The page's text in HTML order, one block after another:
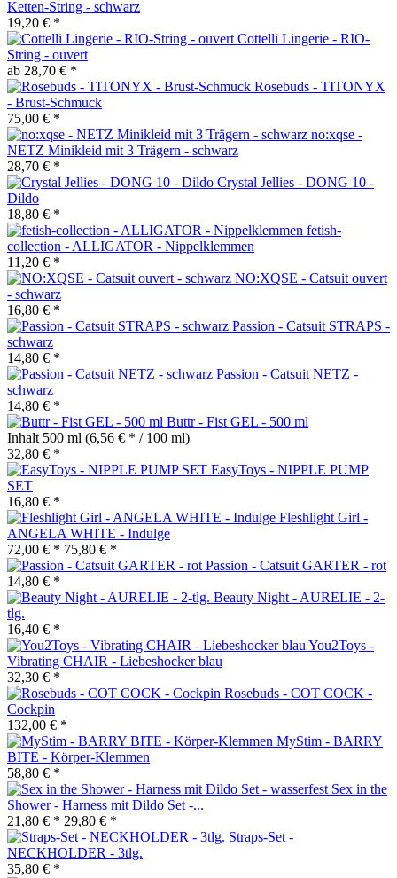
Ketten-String - schwarz
19,20 € *
Cottelli Lingerie - RIO-
String - ouvert
ab 28,70 € *
Rosebuds - TITONYX
- Brust-Schmuck
75,00 € *
no:xqse -
NETZ Minikleid mit 3 Trägern - schwarz
28,70 € *
Crystal Jellies - DONG 10 -
Dildo
18,80 € *
fetish-
collection - ALLIGATOR - Nippelklemmen
11,20 € *
NO:XQSE - Catsuit ouvert
- schwarz
16,80 € *
Passion - Catsuit STRAPS -
schwarz
14,80 € *
Passion - Catsuit NETZ -
schwarz
14,80 € *
Buttr - Fist GEL - 500 ml
Inhalt 500 ml (6,56 € * / 100 ml)
32,80 € *
EasyToys - NIPPLE PUMP
SET
16,80 € *
Fleshlight Girl -
ANGELA WHITE - Indulge
72,00 € * 75,80 € *
Passion - Catsuit GARTER - rot
14,80 € *
Beauty Night - AURELIE - 2-
tlg.
16,40 € *
You2Toys -
Vibrating CHAIR - Liebeshocker blau
32,30 € *
Rosebuds - COT COCK -
Cockpin
132,00 € *
MyStim - BARRY
BITE - Körper-Klemmen
58,80 € *
Sex in the
Shower - Harness mit Dildo Set -...
21,80 € * 29,80 € *
Straps-Set -
NECKHOLDER - 3tlg.
35,80 € *